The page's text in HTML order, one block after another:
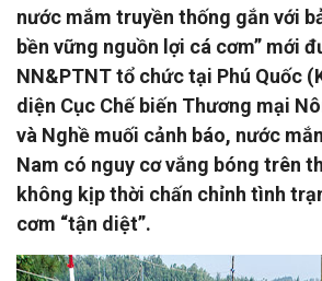
nước mắm truyền thống gắn với
bền vững nguồn lợi cá cơm” mới
NN&PTNT tổ chức tại Phú Quốc
diện Cục Chế biến Thương mại
và Nghề muối cảnh báo, nước
Nam có nguy cơ vắng bóng trên
không kịp thời chấn chỉnh tình
cơm “tận diệt”.